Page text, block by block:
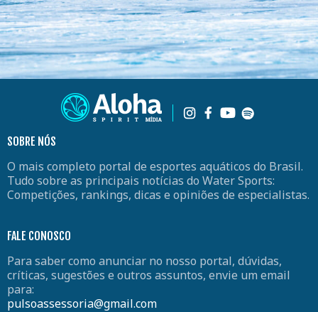
SOBRE NÓS
O mais completo portal de esportes aquáticos do Brasil.
Tudo sobre as principais notícias do Water Sports:
Competições, rankings, dicas e opiniões de especialistas.
FALE CONOSCO
Para saber como anunciar no nosso portal, dúvidas,
críticas, sugestões e outros assuntos, envie um email
para:
pulsoassessoria@gmail.com